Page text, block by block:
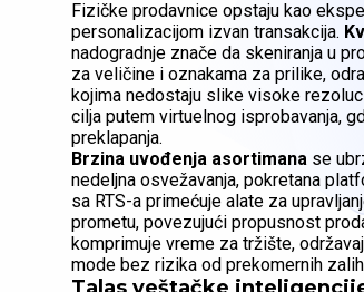
Fizičke prodavnice opstaju kao
personalizacijom izvan transakcija.
nadogradnje znače da skeniranja u
za veličine i oznakama za prilike,
kojima nedostaju slike visoke
cilja putem virtuelnog isprobavanja,
preklapanja.
Brzina uvođenja asortimana se
nedeljna osvežavanja, pokretana
sa RTS-a primećuje alate za
prometu, povezujući propusnost
komprimuje vreme za tržište,
mode bez rizika od prekomernih